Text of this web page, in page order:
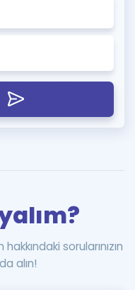
sorularınızın
alın!